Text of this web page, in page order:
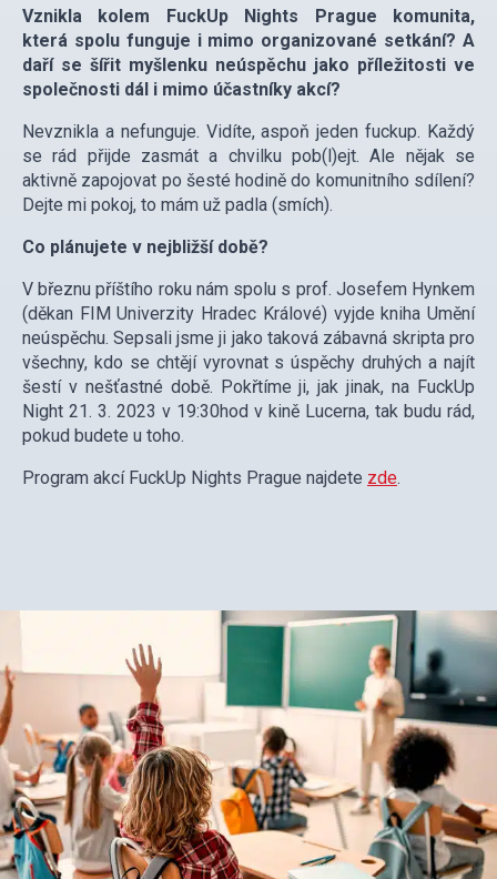
Vznikla kolem FuckUp Nights Prague komunita,
která spolu funguje i mimo organizované setkání? A
daří se šířit myšlenku neúspěchu jako příležitosti ve
společnosti dál i mimo účastníky akcí?
Nevznikla a nefunguje. Vidíte, aspoň jeden fuckup. Každý
se rád přijde zasmát a chvilku pob(l)ejt. Ale nějak se
aktivně zapojovat po šesté hodině do komunitního sdílení?
Dejte mi pokoj, to mám už padla (smích).
Co plánujete v nejbližší době?
V březnu příštího roku nám spolu s prof. Josefem Hynkem
(děkan FIM Univerzity Hradec Králové) vyjde kniha Umění
neúspěchu. Sepsali jsme ji jako taková zábavná skripta pro
všechny, kdo se chtějí vyrovnat s úspěchy druhých a najít
šestí v nešťastné době. Pokřtíme ji, jak jinak, na FuckUp
Night 21. 3. 2023 v 19:30hod v kině Lucerna, tak budu rád,
pokud budete u toho.
Program akcí FuckUp Nights Prague najdete zde.